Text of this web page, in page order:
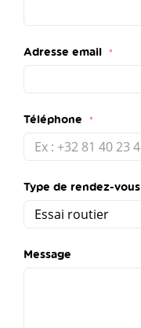
Adresse email
Téléphone
Type de rendez-vous
Message